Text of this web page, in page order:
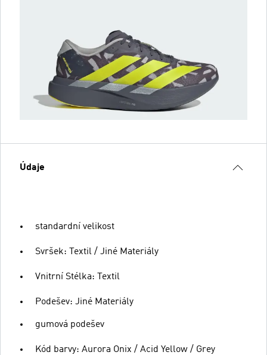
Údaje
standardní velikost
Svršek: Textil / Jiné Materiály
Vnitrní Stélka: Textil
Podešev: Jiné Materiály
gumová podešev
Kód barvy: Aurora Onix / Acid Yellow / Grey